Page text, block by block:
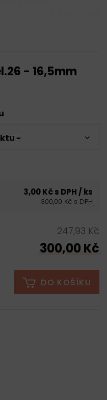
- 16,5mm
-
3,00 Kč s DPH / ks
300,00 Kč s DPH
247,93 Kč
300,00 Kč
DO KOŠÍKU